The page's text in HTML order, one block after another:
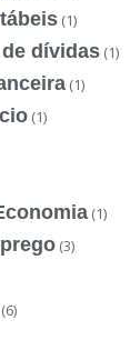
(1)
dívidas (1)
(1)
(1)
(1)
(3)
(6)